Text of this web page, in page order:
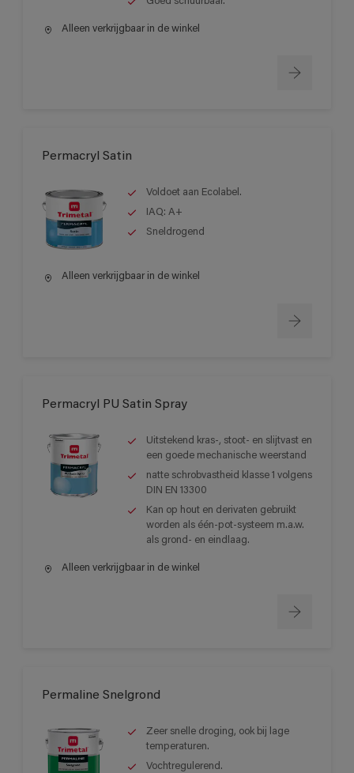
Alleen verkrijgbaar in de winkel
Permacryl Satin
Voldoet aan Ecolabel.
IAQ: A+
Sneldrogend
Alleen verkrijgbaar in de winkel
Permacryl PU Satin Spray
Uitstekend kras-, stoot- en slijtvast en
een goede mechanische weerstand
natte schrobvastheid klasse 1 volgens
DIN EN 13300
Kan op hout en derivaten gebruikt
worden als één-pot-systeem m.a.w.
als grond- en eindlaag.
Alleen verkrijgbaar in de winkel
Permaline Snelgrond
Zeer snelle droging, ook bij lage
temperaturen.
Vochtregulerend.